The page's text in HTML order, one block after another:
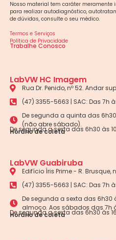
Nosso material tem caráter meramente
para realizar autodiagnóstico,
de dúvidas, consulte o seu médico.
Termos e Serviços
Política de Privacidade
Trabalhe Conosco
LabVW HC Imagem
Rua Dr. Penido, nº 52. Andar
(47) 3355-5663 | SAC: Das 7h
De segunda a quinta das 6h30
(não abre sábado).
Horário de coleta
De segunda a sexta das 6h30 às
LabVW Guabiruba
Edifício Íris Prime - R. Brusque,
(47) 3355-5663 | SAC: Das 7h
De segunda a sexta das 6h30
almoço. Aos sábados das 7h
Horário de coleta
De segunda a sexta das 6h30 às